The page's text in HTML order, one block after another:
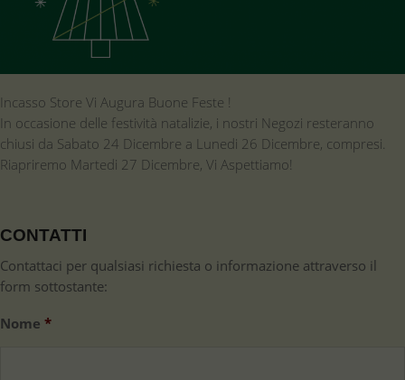
Incasso Store Vi Augura Buone Feste !
In occasione delle festività natalizie, i nostri Negozi resteranno
chiusi da Sabato 24 Dicembre a Lunedi 26 Dicembre, compresi.
Riapriremo Martedi 27 Dicembre, Vi Aspettiamo!
CONTATTI
Contattaci per qualsiasi richiesta o informazione attraverso il
form sottostante:
Nome *